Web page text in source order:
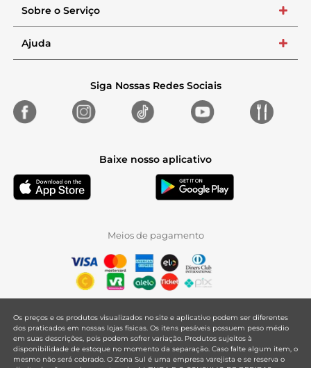
Sobre o Serviço +
Ajuda +
Siga Nossas Redes Sociais
Baixe nosso aplicativo
Meios de pagamento
Os preços e os produtos visualizados no site e aplicativo podem ser diferentes
dos praticados em nossas lojas físicas. Os itens pesáveis possuem peso médio
em suas descrições, pois podem sofrer variação. Produtos sujeitos à
disponibilidade de estoque no momento da separação. Caso falte algum item, o
mesmo não será cobrado. O Zona Sul é uma empresa varejista e se reserva o